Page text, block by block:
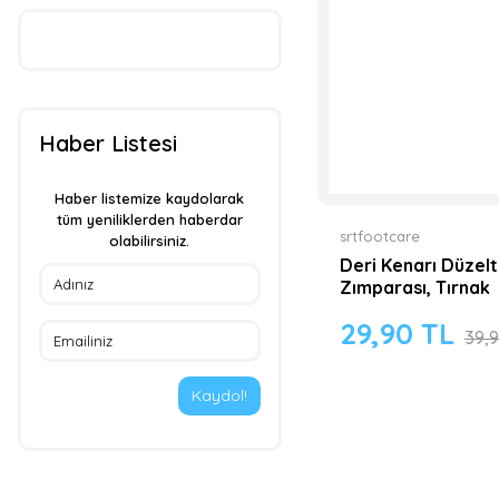
Haber Listesi
Haber listemize kaydolarak
tüm yeniliklerden haberdar
olabilirsiniz.
Kaydol!
srtfootcare
Deri Kenarı
Zımparası, Tırnak
29,90 TL